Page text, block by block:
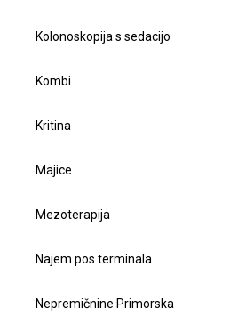
Kolonoskopija s sedacijo
Kombi
Kritina
Majice
Mezoterapija
Najem pos terminala
Nepremičnine Primorska